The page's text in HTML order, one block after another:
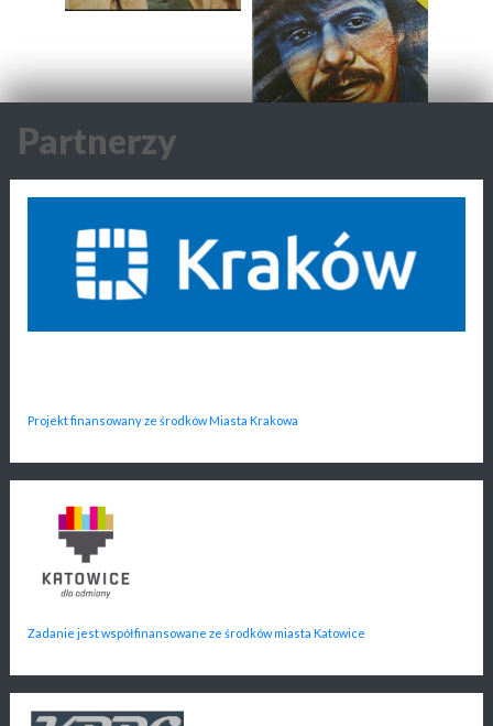
Partnerzy
Projekt finansowany ze środków Miasta Krakowa
Zadanie jest współfinansowane ze środków miasta Katowice